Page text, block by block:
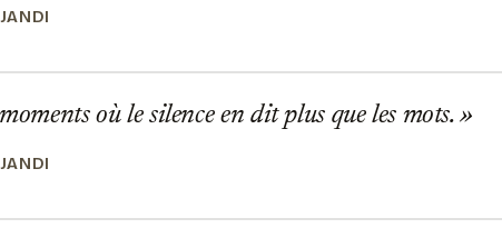
où le silence en dit plus que les mots.